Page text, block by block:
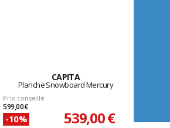
CAPITA
Planche Snowboard Mercury
Prix conseillé
599,00 €
-10% 539,00 €